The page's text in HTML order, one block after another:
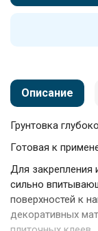
Описание
Грунтовка
Готовая к
Для закрепления
сильно
поверхностей к
декоративных